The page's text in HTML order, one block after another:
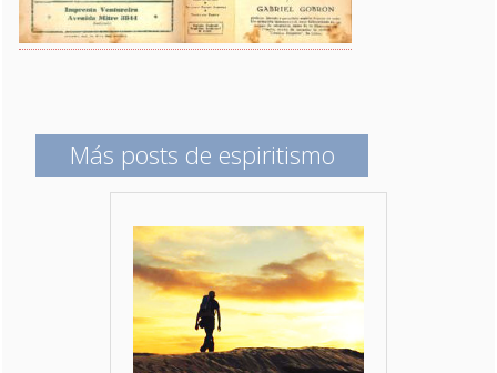
Más posts de espiritismo